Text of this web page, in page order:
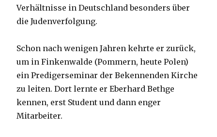
Verhältnisse in Deutschland besonders über
die Judenverfolgung.
Schon nach wenigen Jahren kehrte er zurück,
um in Finkenwalde (Pommern, heute Polen)
ein Predigerseminar der Bekennenden Kirche
zu leiten. Dort lernte er Eberhard Bethge
kennen, erst Student und dann enger
Mitarbeiter.